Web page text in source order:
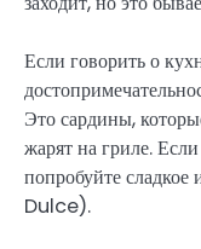
Если говорить о
Это сардины,
жарят на гриле.
попробуйте
Dulce).